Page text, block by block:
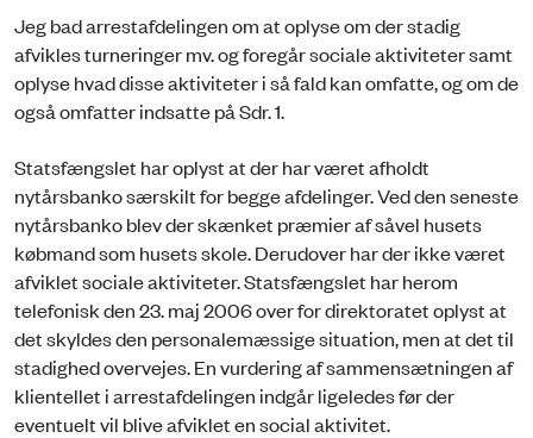
Jeg bad arrestafdelingen om at oplyse om der stadig
afvikles turneringer mv. og foregår sociale aktiviteter samt
oplyse hvad disse aktiviteter i så fald kan omfatte, og om de
også omfatter indsatte på Sdr. 1.
Statsfængslet har oplyst at der har været afholdt
nytårsbanko særskilt for begge afdelinger. Ved den seneste
nytårsbanko blev der skænket præmier af såvel husets
købmand som husets skole. Derudover har der ikke været
afviklet sociale aktiviteter. Statsfængslet har herom
telefonisk den 23. maj 2006 over for direktoratet oplyst at
det skyldes den personalemæssige situation, men at det til
stadighed overvejes. En vurdering af sammensætningen af
klientellet i arrestafdelingen indgår ligeledes før der
eventuelt vil blive afviklet en social aktivitet.